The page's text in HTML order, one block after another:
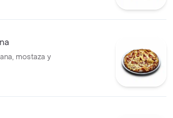
mostaza y